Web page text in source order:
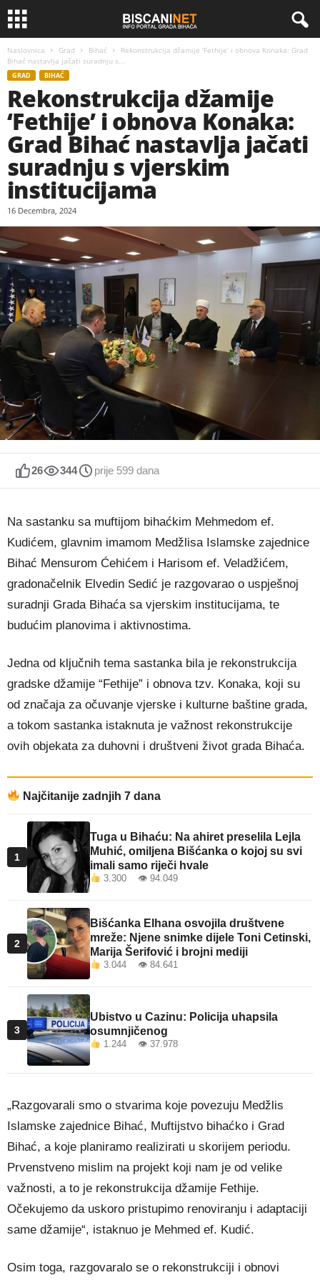
Naslovnica Grad Bihać
Rekonstrukcija džamije ‘Fethije’ i obnova Konaka: Grad
Bihać nastavlja jačati suradnju s...
GRAD BIHAĆ
Rekonstrukcija džamije
‘Fethije’ i obnova Konaka:
Grad Bihać nastavlja jačati
suradnju s vjerskim
institucijama
16 Decembra, 2024
26 344 prije 599 dana
Na sastanku sa muftijom bihaćkim Mehmedom ef.
Kudićem, glavnim imamom Medžlisa Islamske zajednice
Bihać Mensurom Ćehićem i Harisom ef. Veladžićem,
gradonačelnik Elvedin Sedić je razgovarao o uspješnoj
suradnji Grada Bihaća sa vjerskim institucijama, te
budućim planovima i aktivnostima.
Jedna od ključnih tema sastanka bila je rekonstrukcija
gradske džamije “Fethije” i obnova tzv. Konaka, koji su
od značaja za očuvanje vjerske i kulturne baštine grada,
a tokom sastanka istaknuta je važnost rekonstrukcije
ovih objekata za duhovni i društveni život grada Bihaća.
Najčitanije zadnjih 7 dana
1
Tuga u Bihaću: Na ahiret preselila Lejla
Muhić, omiljena Bišćanka o kojoj su svi
imali samo riječi hvale
3.300 👁 94.049
2
Bišćanka Elhana osvojila društvene
mreže: Njene snimke dijele Toni Cetinski,
Marija Šerifović i brojni mediji
3.044 👁 84.641
3
Ubistvo u Cazinu: Policija uhapsila
osumnjičenog
1.244 👁 37.978
„Razgovarali smo o stvarima koje povezuju Medžlis
Islamske zajednice Bihać, Muftijstvo bihaćko i Grad
Bihać, a koje planiramo realizirati u skorijem periodu.
Prvenstveno mislim na projekt koji nam je od velike
važnosti, a to je rekonstrukcija džamije Fethije.
Očekujemo da uskoro pristupimo renoviranju i adaptaciji
same džamije“, istaknuo je Mehmed ef. Kudić.
Osim toga, razgovaralo se o rekonstrukciji i obnovi